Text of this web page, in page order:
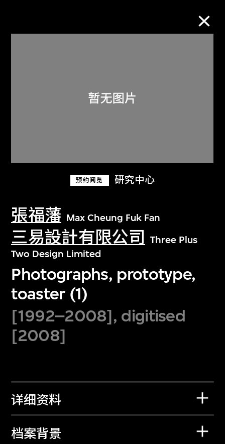
预约阅览 研究中心
張福藩 Max Cheung Fuk Fan
三易設計有限公司
Three Plus
Two Design Limited
Photographs, prototype,
toaster (1)
[1992–2008], digitised
[2008]
详细资料
档案背景
关于M+藏品
探索世界顶级的二十及二十一世纪视觉
文化藏品。